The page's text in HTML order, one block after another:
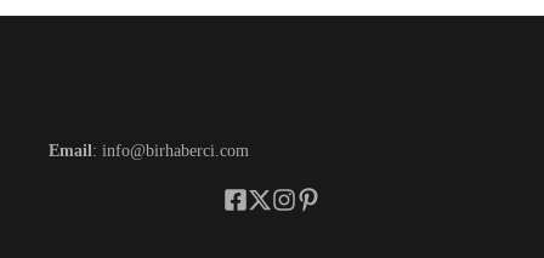
Email: info@birhaberci.com